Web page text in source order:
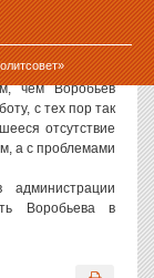
в конце
отметили,
срок, на
чем Воробьев
с тех пор так
отсутствие
а с проблемами
Воробьева в